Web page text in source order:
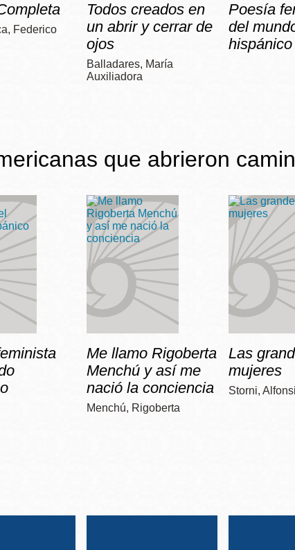
Federico
Todos creados en
un abrir y cerrar de
ojos
Balladares, María
Auxiliadora
Poesía
del
hispánico
que abrieron
Me llamo Rigoberta
Menchú y así me
nació la conciencia
Menchú, Rigoberta
Las
mujeres
Storni,